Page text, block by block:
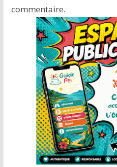
commentaire.